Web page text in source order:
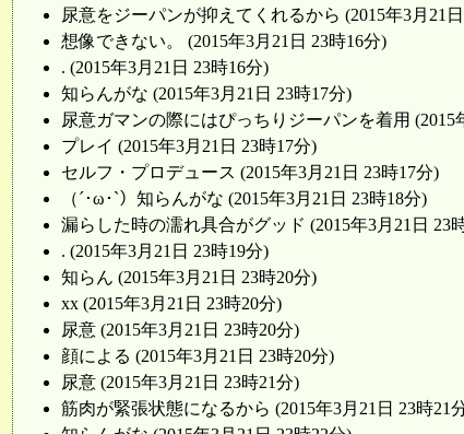
尿意をジーパンが抑えてくれるから (2015年3月21
想像できない。 (2015年3月21日 23時16分)
. (2015年3月21日 23時16分)
知らんがな (2015年3月21日 23時17分)
尿意ガマンの際にはぴっちりジーパンを着用 (2015
プレイ (2015年3月21日 23時17分)
セルフ・プロデュース (2015年3月21日 23時17分)
（´･ω･`）知らんがな (2015年3月21日 23時18分)
漏らした時の濡れ具合がグッド (2015年3月21日 23
. (2015年3月21日 23時19分)
知らん (2015年3月21日 23時20分)
xx (2015年3月21日 23時20分)
尿意 (2015年3月21日 23時20分)
顔による (2015年3月21日 23時20分)
尿意 (2015年3月21日 23時21分)
筋肉が緊張状態になるから (2015年3月21日 23時21